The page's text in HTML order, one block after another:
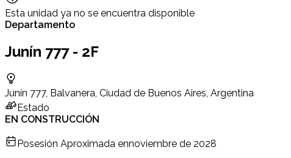
Esta unidad ya no se encuentra disponible
Departamento
Junín 777 - 2F
Junín 777, Balvanera, Ciudad de Buenos Aires, Argentina
Estado
EN CONSTRUCCIÓN
Posesión Aproximada ennoviembre de 2028